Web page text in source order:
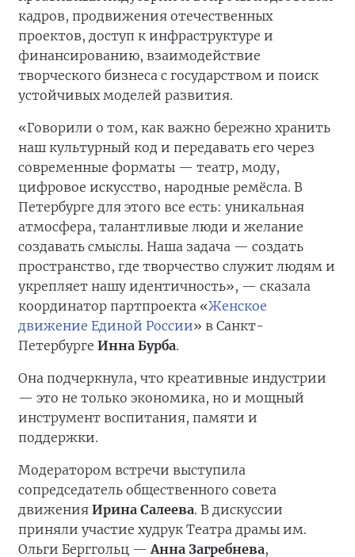
кадров, продвижения отечественных
проектов, доступ к инфраструктуре и
финансированию, взаимодействие
творческого бизнеса с государством и поиск
устойчивых моделей развития.
«Говорили о том, как важно бережно хранить
наш культурный код и передавать его через
современные форматы — театр, моду,
цифровое искусство, народные ремёсла. В
Петербурге для этого все есть: уникальная
атмосфера, талантливые люди и желание
создавать смыслы. Наша задача — создать
пространство, где творчество служит людям и
укрепляет нашу идентичность», — сказала
координатор партпроекта «Женское
движение Единой России» в Санкт-
Петербурге Инна Бурба.
Она подчеркнула, что креативные индустрии
— это не только экономика, но и мощный
инструмент воспитания, памяти и
поддержки.
Модератором встречи выступила
сопредседатель общественного совета
движения Ирина Салеева. В дискуссии
приняли участие худрук Театра драмы им.
Ольги Берггольц —Анна Загребнева,